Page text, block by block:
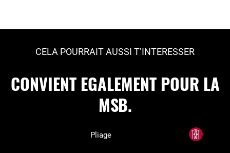
CELA POURRAIT AUSSI T’INTERESSER
CONVIENT EGALEMENT POUR LA
MSB.
Pliage